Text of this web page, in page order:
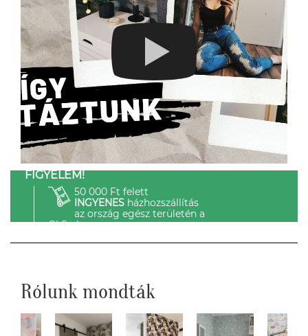
FIGYELEM!
50 000 Ft felett
INGYENESházhozszállítás
az ország egész területén a
GLS-el.
Rólunk mondták